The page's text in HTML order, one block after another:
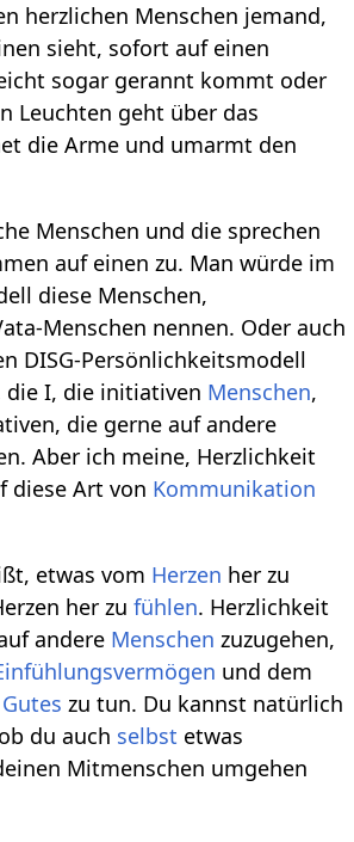
herzlichen Menschen jemand,
sieht, sofort auf einen
sogar gerannt kommt oder
Leuchten geht über das
die Arme und umarmt den
Menschen und die sprechen
auf einen zu. Man würde im
diese Menschen,
Menschen nennen. Oder auch
DISG-Persönlichkeitsmodell
die I, die initiativen Menschen,
die gerne auf andere
Aber ich meine, Herzlichkeit
diese Art von Kommunikation
etwas vom Herzen her zu
her zufühlen. Herzlichkeit
andere Menschen zuzugehen,
und dem
Gutes zu tun. Du kannst natürlich
du auch selbst etwas
Mitmenschen umgehen